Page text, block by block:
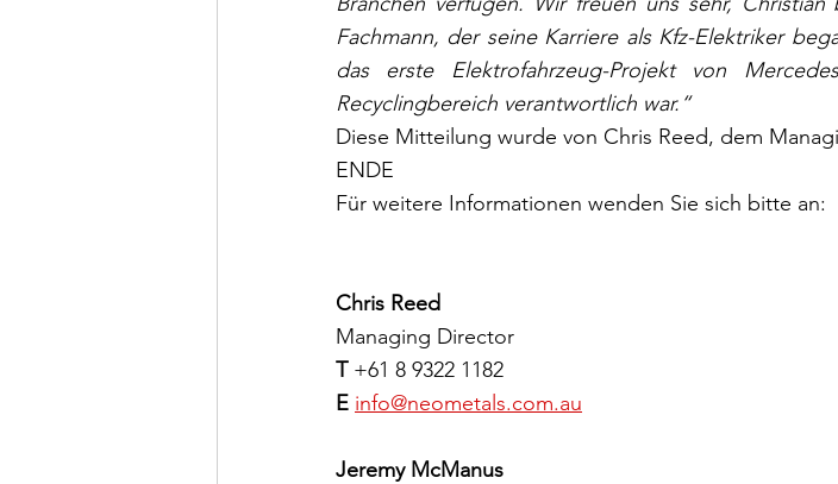
Fachmann, der seine Karriere als Kfz-Elektriker
das erste Elektrofahrzeug-Projekt von
Recyclingbereich verantwortlich war.“
Diese Mitteilung wurde von Chris Reed, dem
ENDE
Für weitere Informationen wenden Sie sich bitte an:
Chris Reed
Managing Director
T +61 8 9322 1182
E info@neometals.com.au
Jeremy McManus